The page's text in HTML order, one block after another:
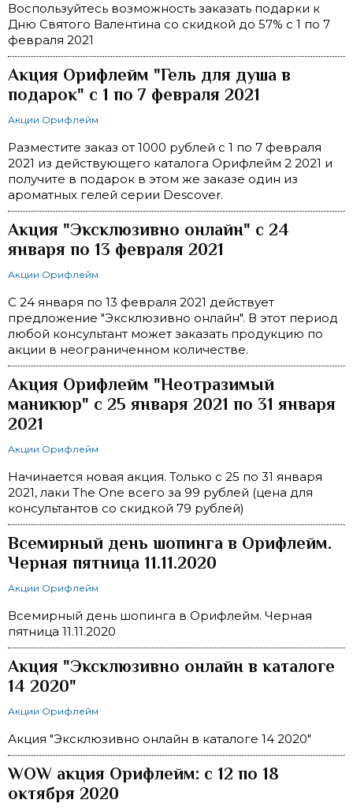
Воспользуйтесь возможность заказать подарки к
Дню Святого Валентина со скидкой до 57% с 1 по 7
февраля 2021
Акция Орифлейм "Гель для душа в
подарок" с 1 по 7 февраля 2021
Акции Орифлейм
Разместите заказ от 1000 рублей с 1 по 7 февраля
2021 из действующего каталога Орифлейм 2 2021 и
получите в подарок в этом же заказе один из
ароматных гелей серии Descover.
Акция "Эксклюзивно онлайн" c 24
января по 13 февраля 2021
Акции Орифлейм
С 24 января по 13 февраля 2021 действует
предложение "Эксклюзивно онлайн". В этот период
любой консультант может заказать продукцию по
акции в неограниченном количестве.
Акция Орифлейм "Неотразимый
маникюр" с 25 января 2021 по 31 января
2021
Акции Орифлейм
Начинается новая акция. Только с 25 по 31 января
2021, лаки The One всего за 99 рублей (цена для
консультантов со скидкой 79 рублей)
Всемирный день шопинга в Орифлейм.
Черная пятница 11.11.2020
Акции Орифлейм
Всемирный день шопинга в Орифлейм. Черная
пятница 11.11.2020
Акция "Эксклюзивно онлайн в каталоге
14 2020"
Акции Орифлейм
Акция "Эксклюзивно онлайн в каталоге 14 2020"
WOW акция Орифлейм: с 12 по 18
октября 2020